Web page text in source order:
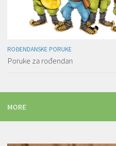
ROĐENDANSKE PORUKE
Poruke za rođendan
MORE